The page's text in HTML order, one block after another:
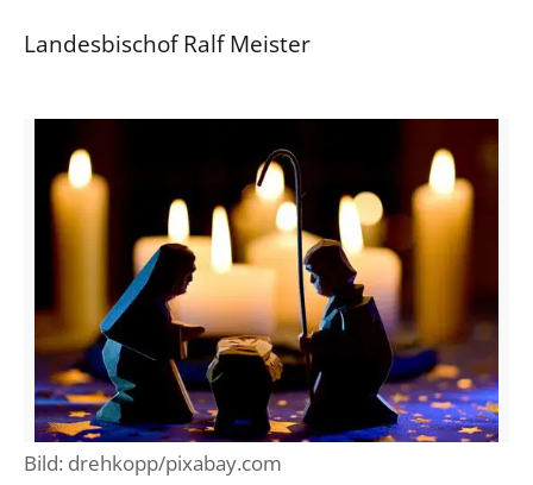
Landesbischof Ralf Meister
Bild: drehkopp/pixabay.com